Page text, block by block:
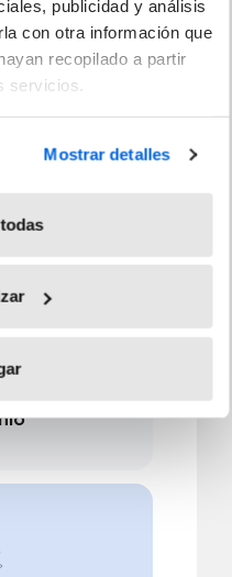
publicidad y análisis
con otra información que
recopilado a partir
servicios.
Mostrar detalles
los sistemas
de
de IT.